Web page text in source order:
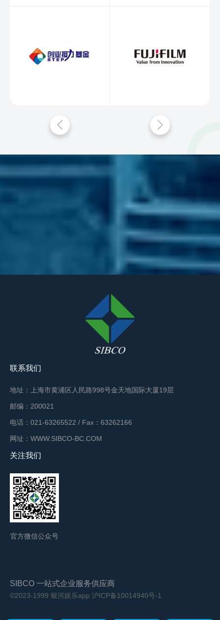
联系我们
地址：上海市黄浦区人民路998号金天地国际大厦19层
邮编：200021
电话：021-63265522 / Fax：63262166
网址：WWW.SIBCO-BC.COM
关注我们
官方微信公众号
SIBCO 一站式企业服务供应商
©2023-1999 银河娱乐app 沪ICP备10014940号-1